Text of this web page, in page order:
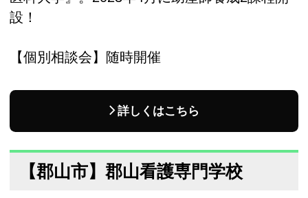
設！
【個別相談会】随時開催
詳しくはこちら
【郡山市】郡山看護専門学校